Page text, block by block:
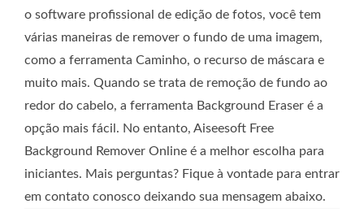
o software profissional de edição de fotos, você tem
várias maneiras de remover o fundo de uma imagem,
como a ferramenta Caminho, o recurso de máscara e
muito mais. Quando se trata de remoção de fundo ao
redor do cabelo, a ferramenta Background Eraser é a
opção mais fácil. No entanto, Aiseesoft Free
Background Remover Online é a melhor escolha para
iniciantes. Mais perguntas? Fique à vontade para entrar
em contato conosco deixando sua mensagem abaixo.